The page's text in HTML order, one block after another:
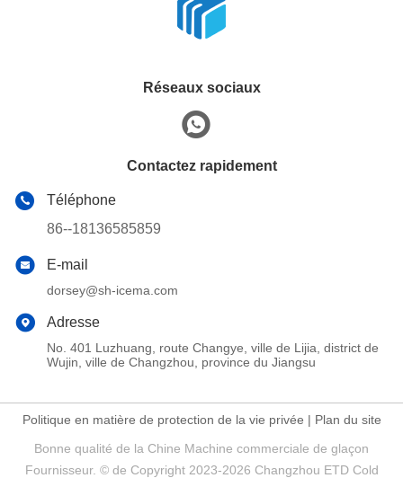
Réseaux sociaux
Contactez rapidement
Téléphone
86--18136585859
E-mail
dorsey@sh-icema.com
Adresse
No. 401 Luzhuang, route Changye, ville de Lijia, district de
Wujin, ville de Changzhou, province du Jiangsu
Politique en matière de protection de la vie privée | Plan du site
Bonne qualité de la Chine Machine commerciale de glaçon
Fournisseur. © de Copyright 2023-2026 Changzhou ETD Cold